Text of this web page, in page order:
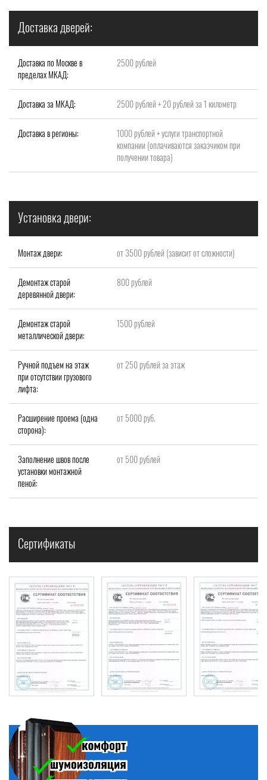
Доставка дверей:
Доставка по Москве в
пределах МКАД:
2500 рублей
Доставка за МКАД: 2500 рублей + 20 рублей за 1 километр
Доставка в регионы:
1000 рублей + услуги транспортной
компании (оплачиваются заказчиком при
получении товара)
Установка двери:
Монтаж двери: от 3500 рублей (зависит от сложности)
Демонтаж старой
деревянной двери:
800 рублей
Демонтаж старой
металлической двери:
1500 рублей
Ручной подъем на этаж
при отсутствии грузового
лифта:
от 250 рублей за этаж
Расширение проема (одна
сторона):
от 5000 руб.
Заполнение швов после
установки монтажной
пеной:
от 500 рублей
Сертификаты